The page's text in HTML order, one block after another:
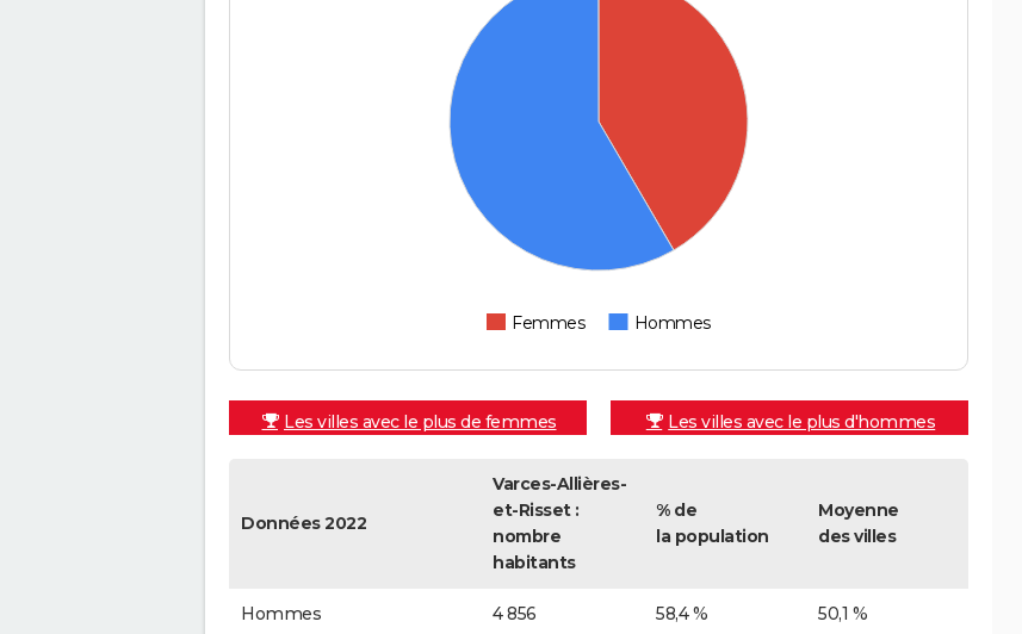
Femmes Hommes
Les villes avec le plus de femmes Les villes avec le plus d'hommes
Données 2022
Varces-Allières-
et-Risset :
nombre
habitants
% de
la population
Moyenne
des villes
Hommes 4 856 58,4 % 50,1 %